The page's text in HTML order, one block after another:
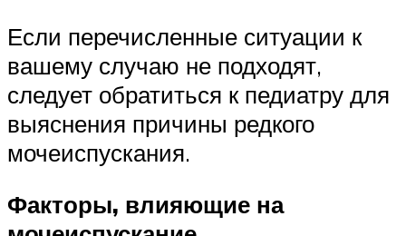
Если перечисленные ситуации к
вашему случаю не подходят,
следует обратиться к педиатру для
выяснения причины редкого
мочеиспускания.
Факторы, влияющие на